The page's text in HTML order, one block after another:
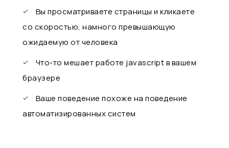
Вы просматриваете страницы и кликаете
со скоростью, намного превышающую
ожидаемую от человека
Что-то мешает работе javascript в вашем
браузере
Ваше поведение похоже на поведение
автоматизированных систем